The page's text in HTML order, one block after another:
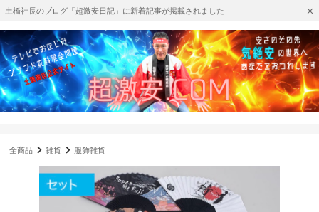
土橋社長のブログ「超激安日記」に新着記事が掲載されました
全商品 雑貨 服飾雑貨